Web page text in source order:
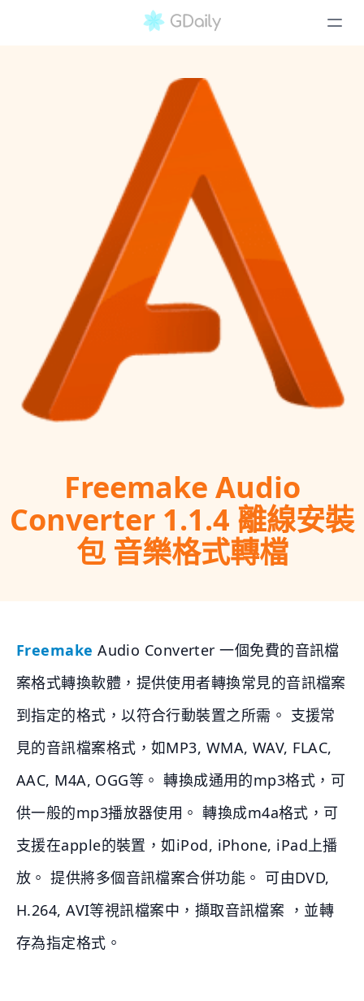
Freemake Audio
Converter 1.1.4 離線安裝
包 音樂格式轉檔
FreemakeAudio Converter 一個免費的音訊檔
案格式轉換軟體，提供使用者轉換常見的音訊檔案
到指定的格式，以符合行動裝置之所需。 支援常
見的音訊檔案格式，如MP3, WMA, WAV, FLAC,
AAC, M4A, OGG等。 轉換成通用的mp3格式，可
供一般的mp3播放器使用。 轉換成m4a格式，可
支援在apple的裝置，如iPod, iPhone, iPad上播
放。 提供將多個音訊檔案合併功能。 可由DVD,
H.264, AVI等視訊檔案中，擷取音訊檔案 ，並轉
存為指定格式。